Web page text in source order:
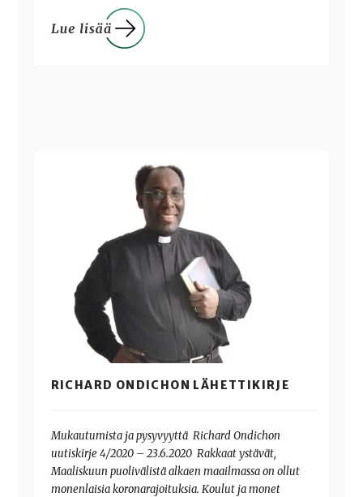
RICHARD ONDICHON LÄHETTIKIRJE
Mukautumista ja pysyvyyttä Richard Ondichon
uutiskirje 4/2020 – 23.6.2020 Rakkaat ystävät,
Maaliskuun puolivälistä alkaen maailmassa on ollut
monenlaisia koronarajoituksia. Koulut ja monet